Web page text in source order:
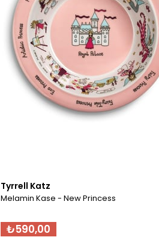
Tyrrell Katz
Melamin Kase - New Princess
₺590,00